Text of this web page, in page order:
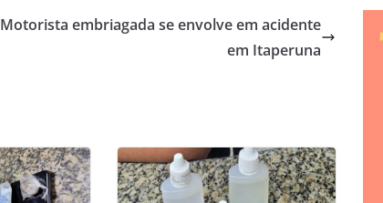
Motorista embriagada se envolve em acidente
em Itaperuna